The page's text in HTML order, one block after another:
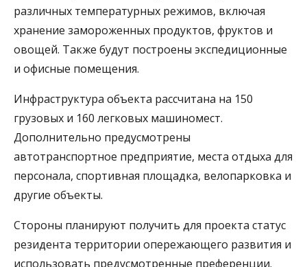
различных температурных режимов, включая
хранение замороженных продуктов, фруктов и
овощей. Также будут построены экспедиционные
и офисные помещения.
Инфраструктура объекта рассчитана на 150
грузовых и 160 легковых машиномест.
Дополнительно предусмотрены
автотранспортное предприятие, места отдыха для
персонала, спортивная площадка, велопарковка и
другие объекты.
Стороны планируют получить для проекта статус
резидента территории опережающего развития и
использовать предусмотренные преференции.